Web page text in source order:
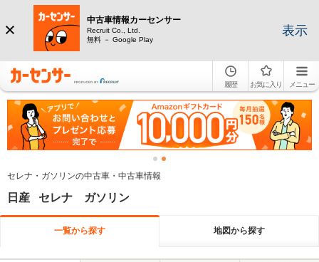
中古車情報カーセンサー
Recruit Co., Ltd.
無料 － Google Play
表示
履歴 お気に入り メニュー
セレナ・ガソリンの中古車・中古車情報
日産 セレナ ガソリン
一覧から探す 地図から探す